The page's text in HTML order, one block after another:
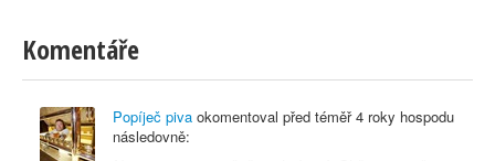
Komentáře
Popíječ piva okomentoval před téměř 4 roky hospodu
následovně: